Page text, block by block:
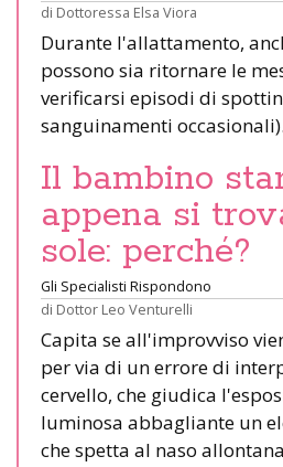
di Dottoressa Elsa Viora
Durante l'allattamento,
possono sia ritornare le
verificarsi episodi di
sanguinamenti occasionali).
Il bambino
appena si
sole: perché?
Gli Specialisti Rispondono
di Dottor Leo Venturelli
Capita se all'improvviso
per via di un errore di
cervello, che giudica
luminosa abbagliante un
che spetta al naso